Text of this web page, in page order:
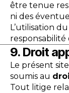
être tenue
ni des
L’utilisation
responsabilité
9. Droit
Le présent
soumis au
Tout litige